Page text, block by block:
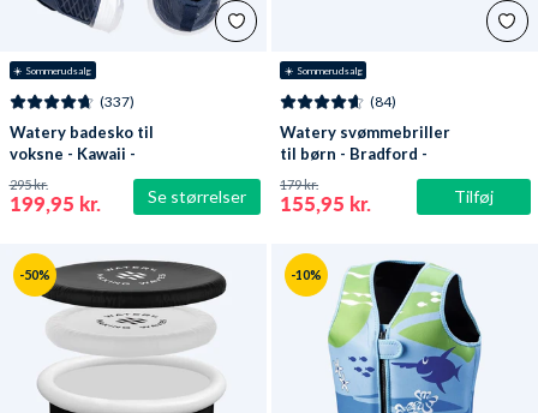
☀️ Sommerudsalg
Se størrelser
(337)
Watery badesko til
voksne - Kawaii -
Mørkeblå
199,95 kr.
295 kr.
☀️ Sommerudsalg
Tilføj
(84)
Watery svømmebriller
til børn - Bradford -
Blå/hvid
155,95 kr.
179 kr.
-50% -10%